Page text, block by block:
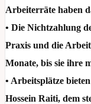
Arbeiterräte haben
• Die Nichtzahlung
Praxis und die
Monate, bis sie ihre
• Arbeitsplätze
Hossein Raiti, dem